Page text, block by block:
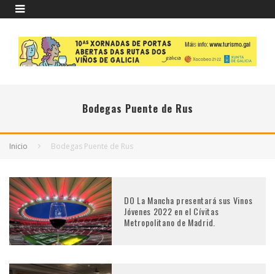
Bodegas Puente de Rus
Inicio Bodegas Puente de Rus
DO La Mancha presentará sus Vinos
Jóvenes 2022 en el Cívitas
Metropolitano de Madrid.